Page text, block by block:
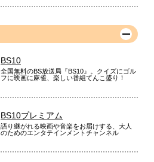
BS10
全国無料のBS放送局『BS10』。クイズにゴル
フに映画に麻雀、楽しい番組てんこ盛り！
BS10プレミアム
語り継がれる映画や音楽をお届けする、大人
のためのエンタテインメントチャンネル